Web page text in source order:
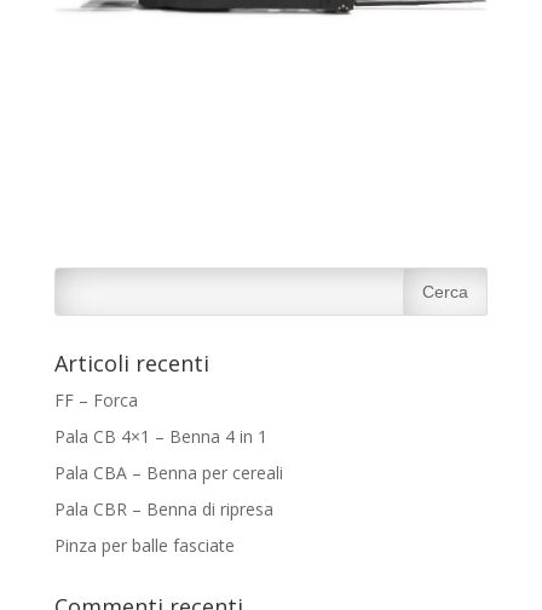
Articoli recenti
FF – Forca
Pala CB 4×1 – Benna 4 in 1
Pala CBA – Benna per cereali
Pala CBR – Benna di ripresa
Pinza per balle fasciate